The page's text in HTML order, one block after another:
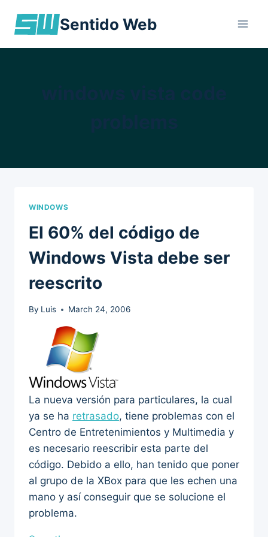
Sentido Web
WINDOWS
El 60% del código de
Windows Vista debe ser
reescrito
By Luis March 24, 2006
La nueva versión para particulares, la cual
ya se ha retrasado, tiene problemas con el
Centro de Entretenimientos y Multimedia y
es necesario reescribir esta parte del
código. Debido a ello, han tenido que poner
al grupo de la XBox para que les echen una
mano y así conseguir que se solucione el
problema.